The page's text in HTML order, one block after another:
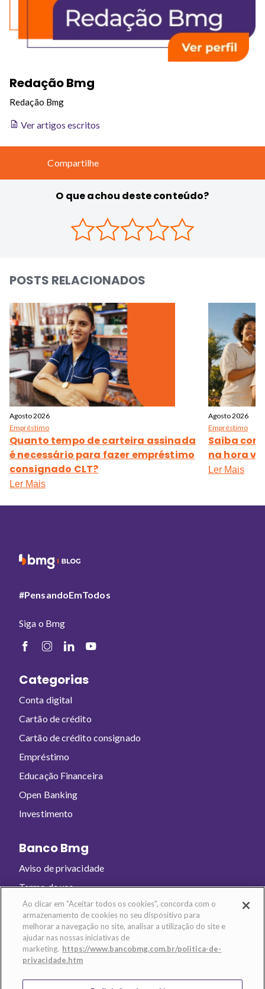
Redação Bmg
Redação Bmg
Ver artigos escritos
Compartilhe
O que achou deste conteúdo?
POSTS RELACIONADOS
Agosto 2026
Empréstimo
Quanto tempo de carteira assinada
é necessário para fazer empréstimo
consignado CLT?
Ler Mais
Agosto 2026
Empréstimo
Saiba
na hora
Ler Mais
#PensandoEmTodos
Siga o Bmg
Categorias
Conta digital
Cartão de crédito
Cartão de crédito consignado
Empréstimo
Educação Financeira
Open Banking
Investimento
Banco Bmg
Aviso de privacidade
Termo de uso
Baixe o app e abra sua conta!
Ao clicar em "Aceitar todos os cookies", concorda com o
armazenamento de cookies no seu dispositivo para
melhorar a navegação no site, analisar a utilização do site e
ajudar nas nossas iniciativas de
marketing. https://www.bancobmg.com.br/politica-de-
privacidade.htm